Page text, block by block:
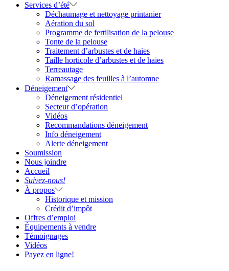
Services d’été
Déchaumage et nettoyage printanier
Aération du sol
Programme de fertilisation de la pelouse
Tonte de la pelouse
Traitement d’arbustes et de haies
Taille horticole d’arbustes et de haies
Terreautage
Ramassage des feuilles à l’automne
Déneigement
Déneigement résidentiel
Secteur d’opération
Vidéos
Recommandations déneigement
Info déneigement
Alerte déneigement
Soumission
Nous joindre
Accueil
Suivez-nous!
À propos
Historique et mission
Crédit d’impôt
Offres d’emploi
Équipements à vendre
Témoignages
Vidéos
Payez en ligne!